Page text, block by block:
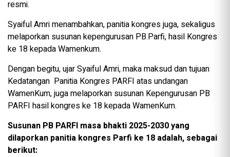
resmi.
Syaiful Amri menambahkan, panitia kongres juga, sekaligus
melaporkan susunan kepengurusan PB.Parfi, hasil Kongres
ke 18 kepada Wamenkum.
Dengan begitu, ujar Syaiful Amri, maka maksud dan tujuan
Kedatangan Panitia Kongres PARFI atas undangan
WamenKum, juga melaporkan susunan Kepengurusan PB
PARFI hasil kongres ke 18 kepada WamenKum.
Susunan PB PARFI masa bhakti 2025-2030 yang
dilaporkan panitia kongres Parfi ke 18 adalah, sebagai
berikut: